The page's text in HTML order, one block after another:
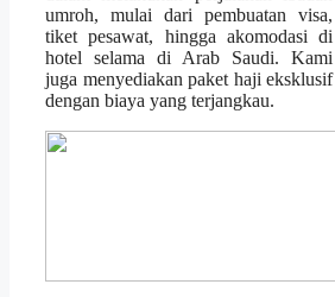
umroh, mulai dari pembuatan visa,
tiket pesawat, hingga akomodasi di
hotel selama di Arab Saudi. Kami
juga menyediakan paket haji eksklusif
dengan biaya yang terjangkau.